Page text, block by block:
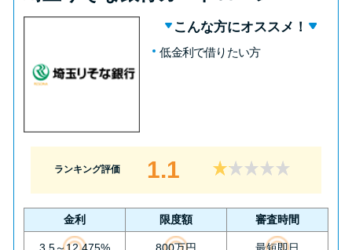
こんな方にオススメ！
低金利で借りたい方
ランキング評価 1.1
金利 限度額 審査時間
3.5～12.475% 800万円 最短即日